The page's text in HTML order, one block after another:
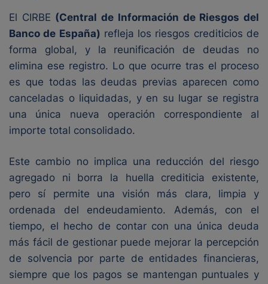
El CIRBE (Central de Información de Riesgos del
Banco de España) refleja los riesgos crediticios de
forma global, y la reunificación de deudas no
elimina ese registro. Lo que ocurre tras el proceso
es que todas las deudas previas aparecen como
canceladas o liquidadas, y en su lugar se registra
una única nueva operación correspondiente al
importe total consolidado.
Este cambio no implica una reducción del riesgo
agregado ni borra la huella crediticia existente,
pero sí permite una visión más clara, limpia y
ordenada del endeudamiento. Además, con el
tiempo, el hecho de contar con una única deuda
más fácil de gestionar puede mejorar la percepción
de solvencia por parte de entidades financieras,
siempre que los pagos se mantengan puntuales y